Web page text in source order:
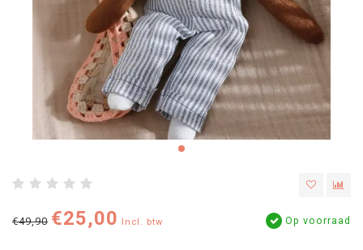
€49,90 €25,00 Incl. btw Op voorraad